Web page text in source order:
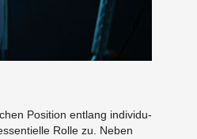
Po­si­ti­on ent­lang in­di­vi­du­
Rolle zu. Neben